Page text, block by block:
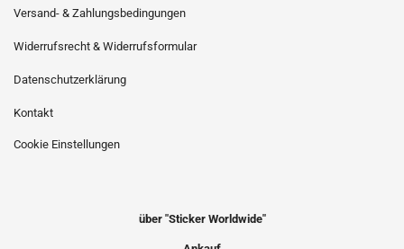
Versand- & Zahlungsbedingungen
Widerrufsrecht & Widerrufsformular
Datenschutzerklärung
Kontakt
Cookie Einstellungen
über "Sticker Worldwide"